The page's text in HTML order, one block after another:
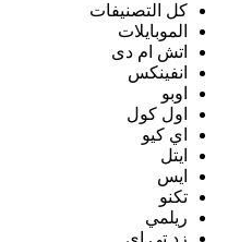
كل التصنيفات
الموبايلات
اتش ام دى
انفينكس
اوبو
اول كول
اي كيو
ايتل
ايس
تكنو
ريلمي